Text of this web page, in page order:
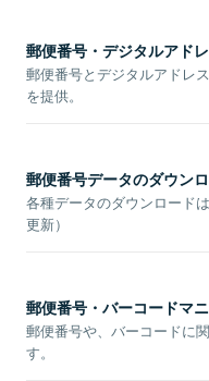
郵便番号・デジタルアド
郵便番号とデジタルアドレ
を提供。
郵便番号データのダウン
各種データのダウンロード
更新）
郵便番号・バーコードマ
郵便番号や、バーコードに
す。